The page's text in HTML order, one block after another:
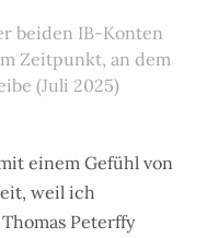
beiden IB-Konten
Zeitpunkt, an dem
(Juli 2025)
einem Gefühl von
weil ich
Peterffy